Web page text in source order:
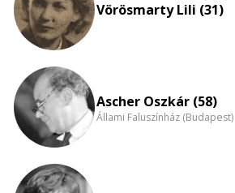
Vörösmarty Lili (31)
Ascher Oszkár (58)
Állami Faluszínház (Budapest)